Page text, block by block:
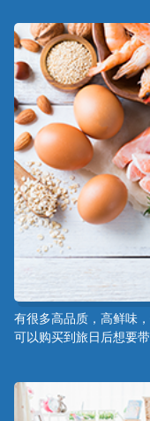
有很多高品质，高鲜味
可以购买到旅日后想要